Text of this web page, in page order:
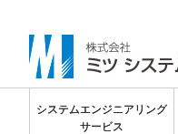
システムエンジニアリング
サービス